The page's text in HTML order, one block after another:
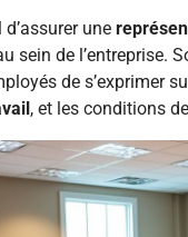
une
sein de l’entreprise.
de s’exprimer
, et les conditions